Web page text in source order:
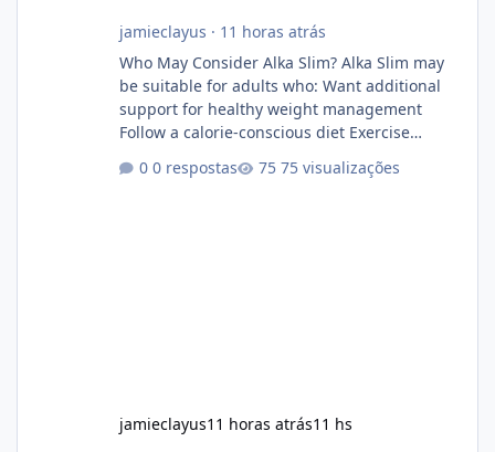
jamieclayus · 11 horas atrás
Who May Consider Alka Slim? Alka Slim may
be suitable for adults who: Want additional
support for healthy weight management
Follow a calorie-conscious diet Exercise
plant-based ingredients Want to complement
0 respostas 75 visualizações
jamieclayus11 horas atrás11 hs